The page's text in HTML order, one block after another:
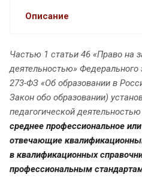
Описание
Частью 1 статьи 46 «Право на
деятельностью»
273-ФЗ «Об образовании в
Закон обо образовании)
педагогической
среднее профессиональное
отвечающие
в квалификационных
профессиональным